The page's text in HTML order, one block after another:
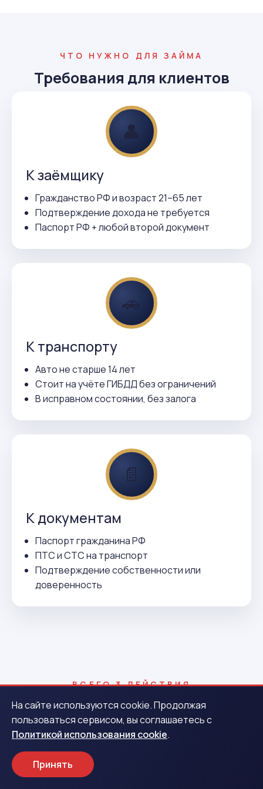
ЧТО НУЖНО ДЛЯ ЗАЙМА
Требования для клиентов
👤
К заёмщику
Гражданство РФ и возраст 21–65 лет
Подтверждение дохода не требуется
Паспорт РФ + любой второй документ
🚗
К транспорту
Авто не старше 14 лет
Стоит на учёте ГИБДД без ограничений
В исправном состоянии, без залога
📄
К документам
Паспорт гражданина РФ
ПТС и СТС на транспорт
Подтверждение собственности или
доверенность
ВСЕГО 3 ДЕЙСТВИЯ
Как получить деньги в Холмске
1
Заявка
На сайте используются cookie. Продолжая
пользоваться сервисом, вы соглашаетесь с
Политикой использования cookie.
Принять